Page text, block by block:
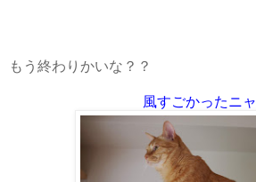
もう終わりかいな？？
風すごかったニャ